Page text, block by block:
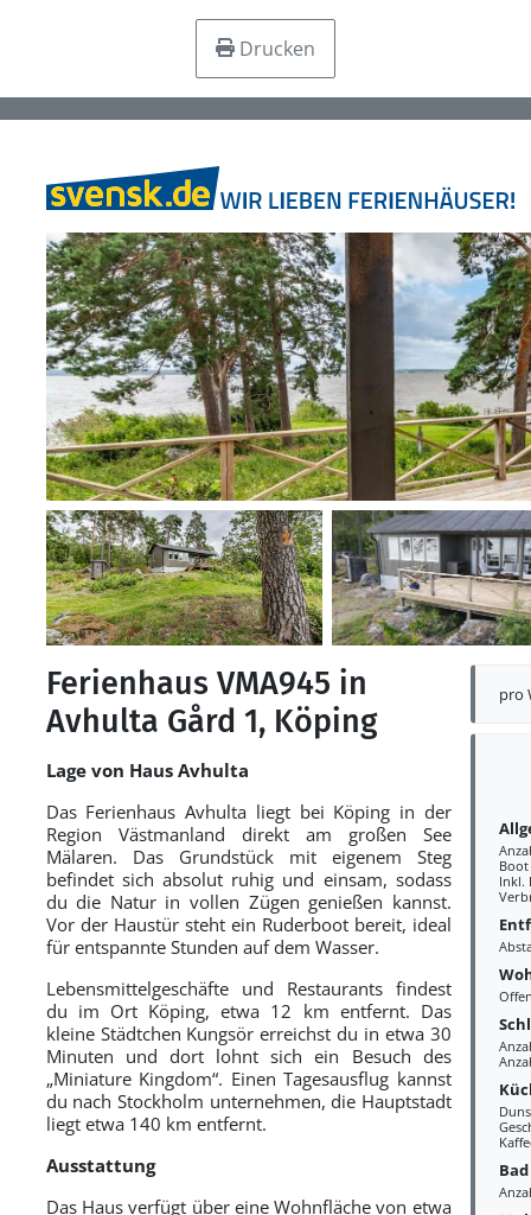
Drucken
pro
Boot
Inkl.
Bad
Ferienhaus VMA945 in
Avhulta Gård 1, Köping
Lage von Haus Avhulta
Das Ferienhaus Avhulta liegt bei Köping in der
Region Västmanland direkt am großen See
Mälaren. Das Grundstück mit eigenem Steg
befindet sich absolut ruhig und einsam, sodass
du die Natur in vollen Zügen genießen kannst.
Vor der Haustür steht ein Ruderboot bereit, ideal
für entspannte Stunden auf dem Wasser.
Lebensmittelgeschäfte und Restaurants findest
du im Ort Köping, etwa 12 km entfernt. Das
kleine Städtchen Kungsör erreichst du in etwa 30
Minuten und dort lohnt sich ein Besuch des
„Miniature Kingdom“. Einen Tagesausflug kannst
du nach Stockholm unternehmen, die Hauptstadt
liegt etwa 140 km entfernt.
Ausstattung
Das Haus verfügt über eine Wohnfläche von etwa